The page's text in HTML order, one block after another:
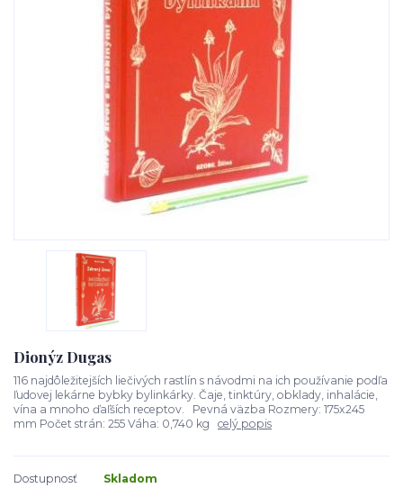
Dionýz Dugas
116 najdôležitejších liečivých rastlín s návodmi na ich používanie podľa
ľudovej lekárne bybky bylinkárky. Čaje, tinktúry, obklady, inhalácie,
vína a mnoho ďaľších receptov. Pevná väzba Rozmery: 175x245
mm Počet strán: 255 Váha: 0,740 kg celý popis
Dostupnosť
Skladom